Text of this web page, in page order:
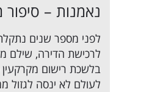
נאמנות – סיפור
לפני מספר שנים
לרכישת הדירה, שילם
בלשכת רישום
לעולם לא ינסה לגזול